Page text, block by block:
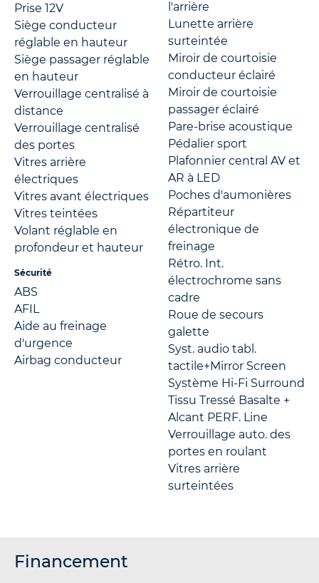
Prise 12V
Siège conducteur
réglable en hauteur
Siège passager réglable
en hauteur
Verrouillage centralisé à
distance
Verrouillage centralisé
des portes
Vitres arrière
électriques
Vitres avant électriques
Vitres teintées
Volant réglable en
profondeur et hauteur
Sécurité
ABS
AFIL
Aide au freinage
d'urgence
Airbag conducteur
l'arrière
Lunette arrière
surteintée
Miroir de courtoisie
conducteur éclairé
Miroir de courtoisie
passager éclairé
Pare-brise acoustique
Pédalier sport
Plafonnier central AV et
AR à LED
Poches d'aumonières
Répartiteur
électronique de
freinage
Rétro. Int.
électrochrome sans
cadre
Roue de secours
galette
Syst. audio tabl.
tactile+Mirror Screen
Système Hi-Fi Surround
Tissu Tressé Basalte +
Alcant PERF. Line
Verrouillage auto. des
portes en roulant
Vitres arrière
surteintées
Financement